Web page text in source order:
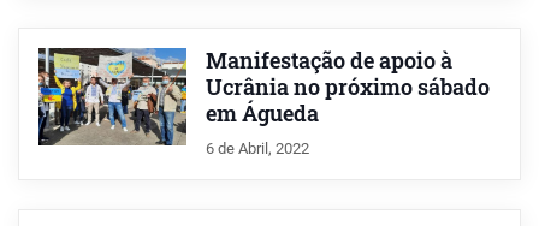
Manifestação de apoio à
Ucrânia no próximo sábado
em Águeda
6 de Abril, 2022